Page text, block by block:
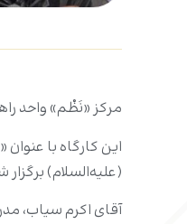
مرکز «نَظْم» واحد
این کارگاه با
(علیه‌السلام) برگزار
آقای اکرم سیاب،